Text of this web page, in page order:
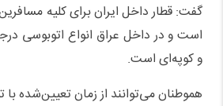
گفت: قطار داخل ایران برای کلیه
و کوپه‌ای است.
هموطنان می‌توانند از زمان تعیین‌شده با